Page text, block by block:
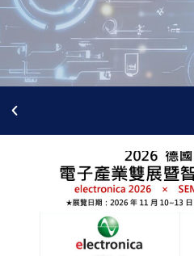
5/27(三)AI安防整合xGCB合
中